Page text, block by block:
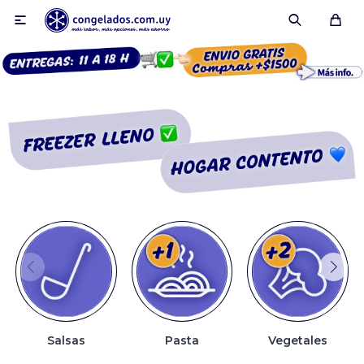

Salsas Pasta Vegetales
Smoothies
Fruta congelada
Pulpas
Pizzas